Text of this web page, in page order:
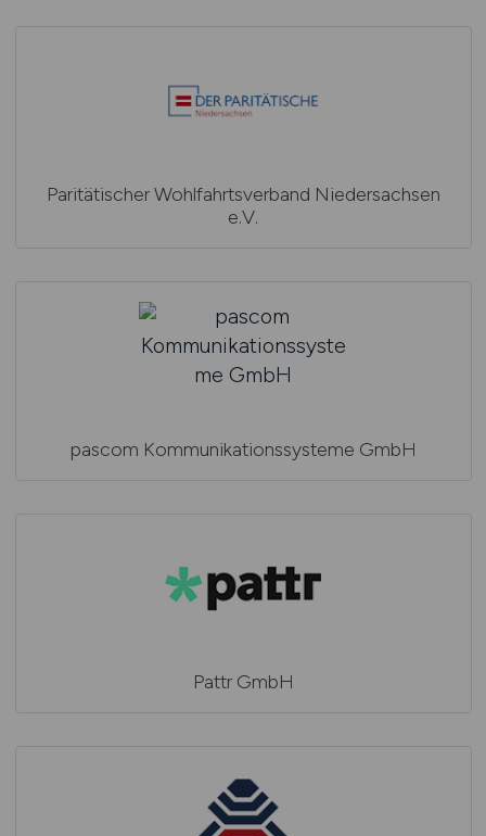
Paritätischer Wohlfahrtsverband Niedersachsen
e.V.
pascom Kommunikationssysteme GmbH
Pattr GmbH